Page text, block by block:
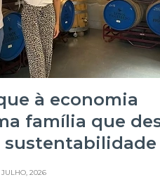
à economia
família que
sustentabilidade
JULHO, 2026